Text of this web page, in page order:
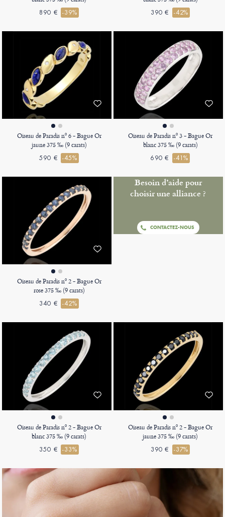
890 € -39% 390 € -42%
Oiseau de Paradis nº 6 - Bague Or
jaune 375 ‰ (9 carats)
590 € -45%
Oiseau de Paradis nº 3 - Bague Or
blanc 375 ‰ (9 carats)
690 € -41%
Oiseau de Paradis nº 2 - Bague Or
rose 375 ‰ (9 carats)
340 € -42%
Besoin d’aide pour
choisir une alliance ?
CONTACTEZ-NOUS
Oiseau de Paradis nº 2 - Bague Or
blanc 375 ‰ (9 carats)
350 € -33%
Oiseau de Paradis nº 2 - Bague Or
jaune 375 ‰ (9 carats)
390 € -37%